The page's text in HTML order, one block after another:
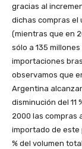
gracias al
dichas compras el
(mientras que en
sólo a 135
importaciones
observamos que
Argentina
disminución del 11
2000 las compras
importado de este
% del volumen